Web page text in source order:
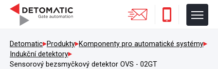
Detomatic Produkty Komponenty pro automatické systémy
Indukční detektory
Sensorový bezsmyčkový detektor OVS - 02GT